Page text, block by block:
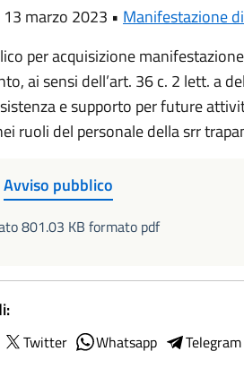
marzo 2023 • Manifestazione
per acquisizione
ai sensi dell’art. 36 c. 2 lett. a
e supporto per future
ruoli del personale della srr
Avviso pubblico
801.03 KB formato pdf
Twitter Whatsapp Telegram